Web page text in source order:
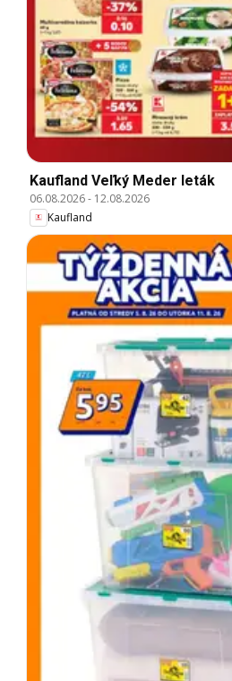
Kaufland Veľký Meder leták
06.08.2026- 12.08.2026
Kaufland